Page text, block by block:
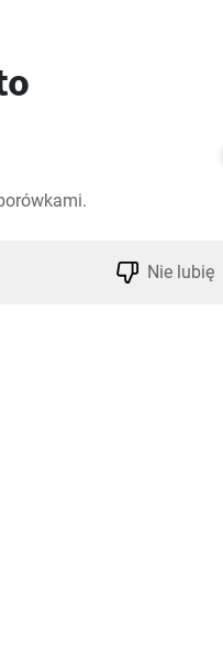
Nie lubię